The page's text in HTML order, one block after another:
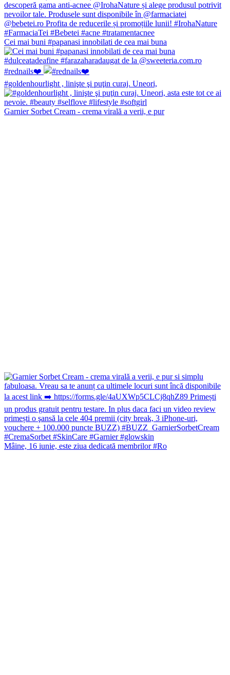
Cei mai buni #papanasi innobilati de cea mai buna
#rednails❤️
#goldenhourlight , linişte şi puţin curaj. Uneori,
Garnier Sorbet Cream - crema virală a verii, e pur
Mâine, 16 iunie, este ziua dedicată membrilor #Ro